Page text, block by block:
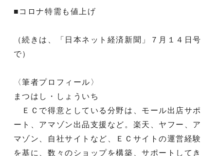
■コロナ特需も値上げ
（続きは、「日本ネット経済新聞」７月１４日号
で）
〈筆者プロフィール〉
まつはし・しょういち
ＥＣで得意としている分野は、モール出店サポ
ート、アマゾン出品支援など。楽天、ヤフー、ア
マゾン、自社サイトなど、ＥＣサイトの運営経験
を基に、数々のショップを構築、サポートしてき